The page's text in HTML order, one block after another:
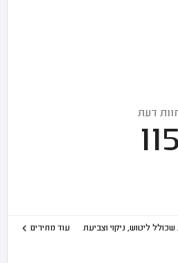
דעת
115
ליטוש, ניקוי וצביעת
עוד מחירים